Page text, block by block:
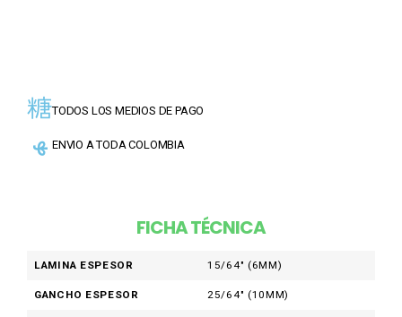
TODOS LOS MEDIOS DE PAGO
ENVIO A TODA COLOMBIA
FICHA TÉCNICA
LAMINA ESPESOR 15/64″ (6MM)
GANCHO ESPESOR 25/64″ (10MM)